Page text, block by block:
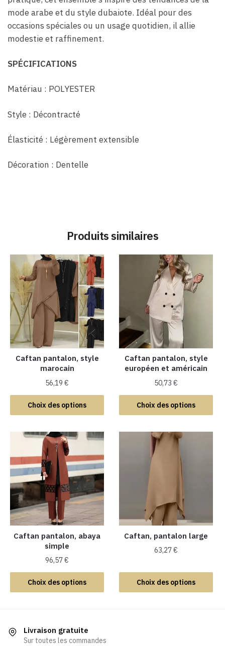
mode arabe et du style dubaiote. Idéal pour des
occasions spéciales ou un usage quotidien, il allie
modestie et raffinement.
SPÉCIFICATIONS
Matériau : POLYESTER
Style : Décontracté
Élasticité : Légèrement extensible
Décoration : Dentelle
Produits similaires
Caftan pantalon, style
marocain
56,19€
Choix des options
Ce
produit
plusieurs
variations.
Les
options
peuvent
être
choisies
sur
la
page
du
produit
Caftan pantalon, style
européen et américain
50,73€
Choix des options
Ce
produit
plusieurs
options
choisies
sur
la
page
produit
Caftan pantalon, abaya
simple
96,57€
Choix des options
Ce
produit
variations.
Les
Caftan, pantalon large
63,27€
Choix des options
produit
a
Livraison gratuite
Sur toutes les commandes